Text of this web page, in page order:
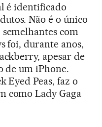
é identificado
Não é o único
com
foi, durante anos,
apesar de
de um iPhone.
Peas, faz o
como Lady Gaga